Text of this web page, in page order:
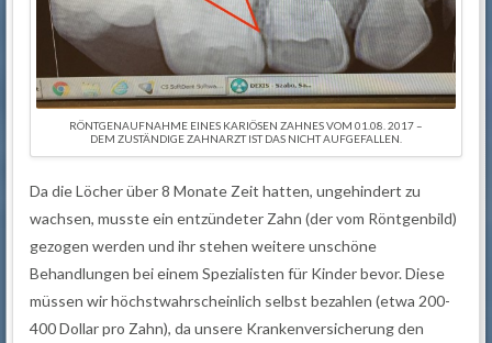
RÖNTGENAUFNAHME EINES KARIÖSEN ZAHNES VOM 01.08. 2017 –
DEM ZUSTÄNDIGE ZAHNARZT IST DAS NICHT AUFGEFALLEN.
Da die Löcher über 8 Monate Zeit hatten, ungehindert zu
wachsen, musste ein entzündeter Zahn (der vom Röntgenbild)
gezogen werden und ihr stehen weitere unschöne
Behandlungen bei einem Spezialisten für Kinder bevor. Diese
müssen wir höchstwahrscheinlich selbst bezahlen (etwa 200-
400 Dollar pro Zahn), da unsere Krankenversicherung den